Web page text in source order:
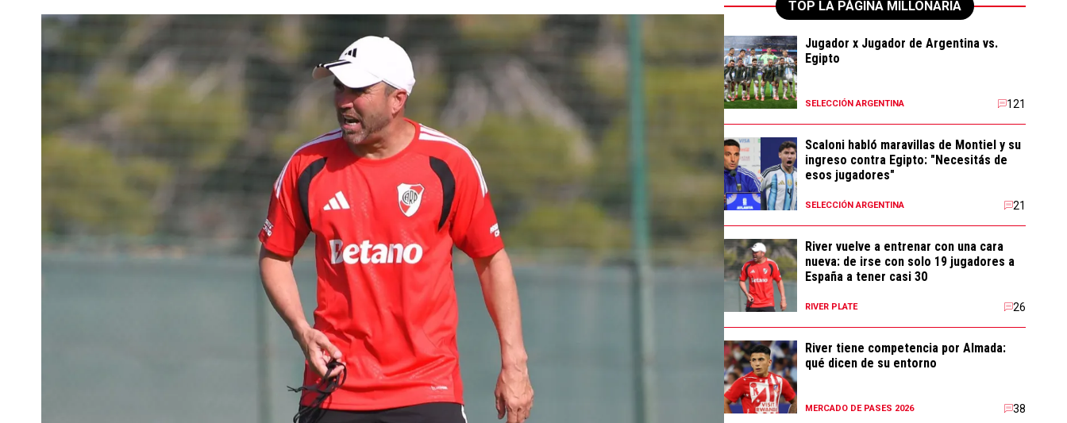
TOP LA PÁGINA MILLONARIA
Jugador x Jugador de Argentina vs.
Egipto
SELECCIÓN ARGENTINA 121
Scaloni habló maravillas de Montiel y su
ingreso contra Egipto: "Necesitás de
esos jugadores"
SELECCIÓN ARGENTINA 21
River vuelve a entrenar con una cara
nueva: de irse con solo 19 jugadores a
España a tener casi 30
RIVER PLATE 26
River tiene competencia por Almada:
qué dicen de su entorno
MERCADO DE PASES 2026 38